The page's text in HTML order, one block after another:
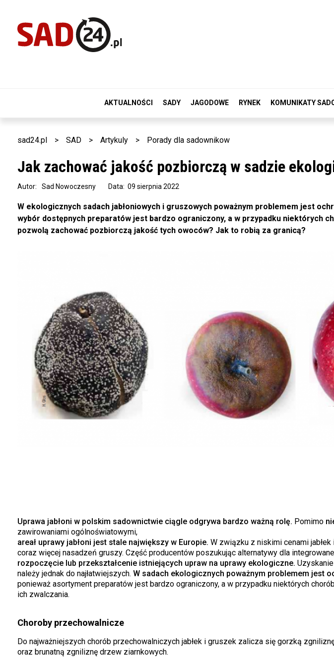
AKTUALNOŚCI SADY JAGODOWE RYNEK KOMUNIKATY
sad24.pl > SAD > Artykuly > Porady dla sadownikow
Jak zachować jakość pozbiorczą w sadzie
Data: 09 sierpnia 2022
Autor: Sad Nowoczesny
W ekologicznych sadach jabłoniowych i gruszowych poważnym problemem jest
wybór dostępnych preparatów jest bardzo ograniczony, a w przypadku niektórych
pozwolą zachować pozbiorczą jakość tych owoców? Jak to robią za granicą?
Uprawa jabłoni w polskim sadownictwie ciągle odgrywa bardzo ważną rolę. Pomimo
zawirowaniami ogólnoświatowymi,
areał uprawy jabłoni jest stale największy w Europie. W związku z niskimi cenami
coraz więcej nasadzeń gruszy. Część producentów poszukując alternatywy dla
rozpoczęcie lub przekształcenie istniejących upraw na uprawy ekologiczne.
należy jednak do najłatwiejszych. W sadach ekologicznych poważnym problemem jest
ponieważ asortyment preparatów jest bardzo ograniczony, a w przypadku niektórych
ich zwalczania.
Choroby przechowalnicze
Do najważniejszych chorób przechowalniczych jabłek i gruszek zalicza się gorzką
oraz brunatną zgniliznę drzew ziarnkowych.